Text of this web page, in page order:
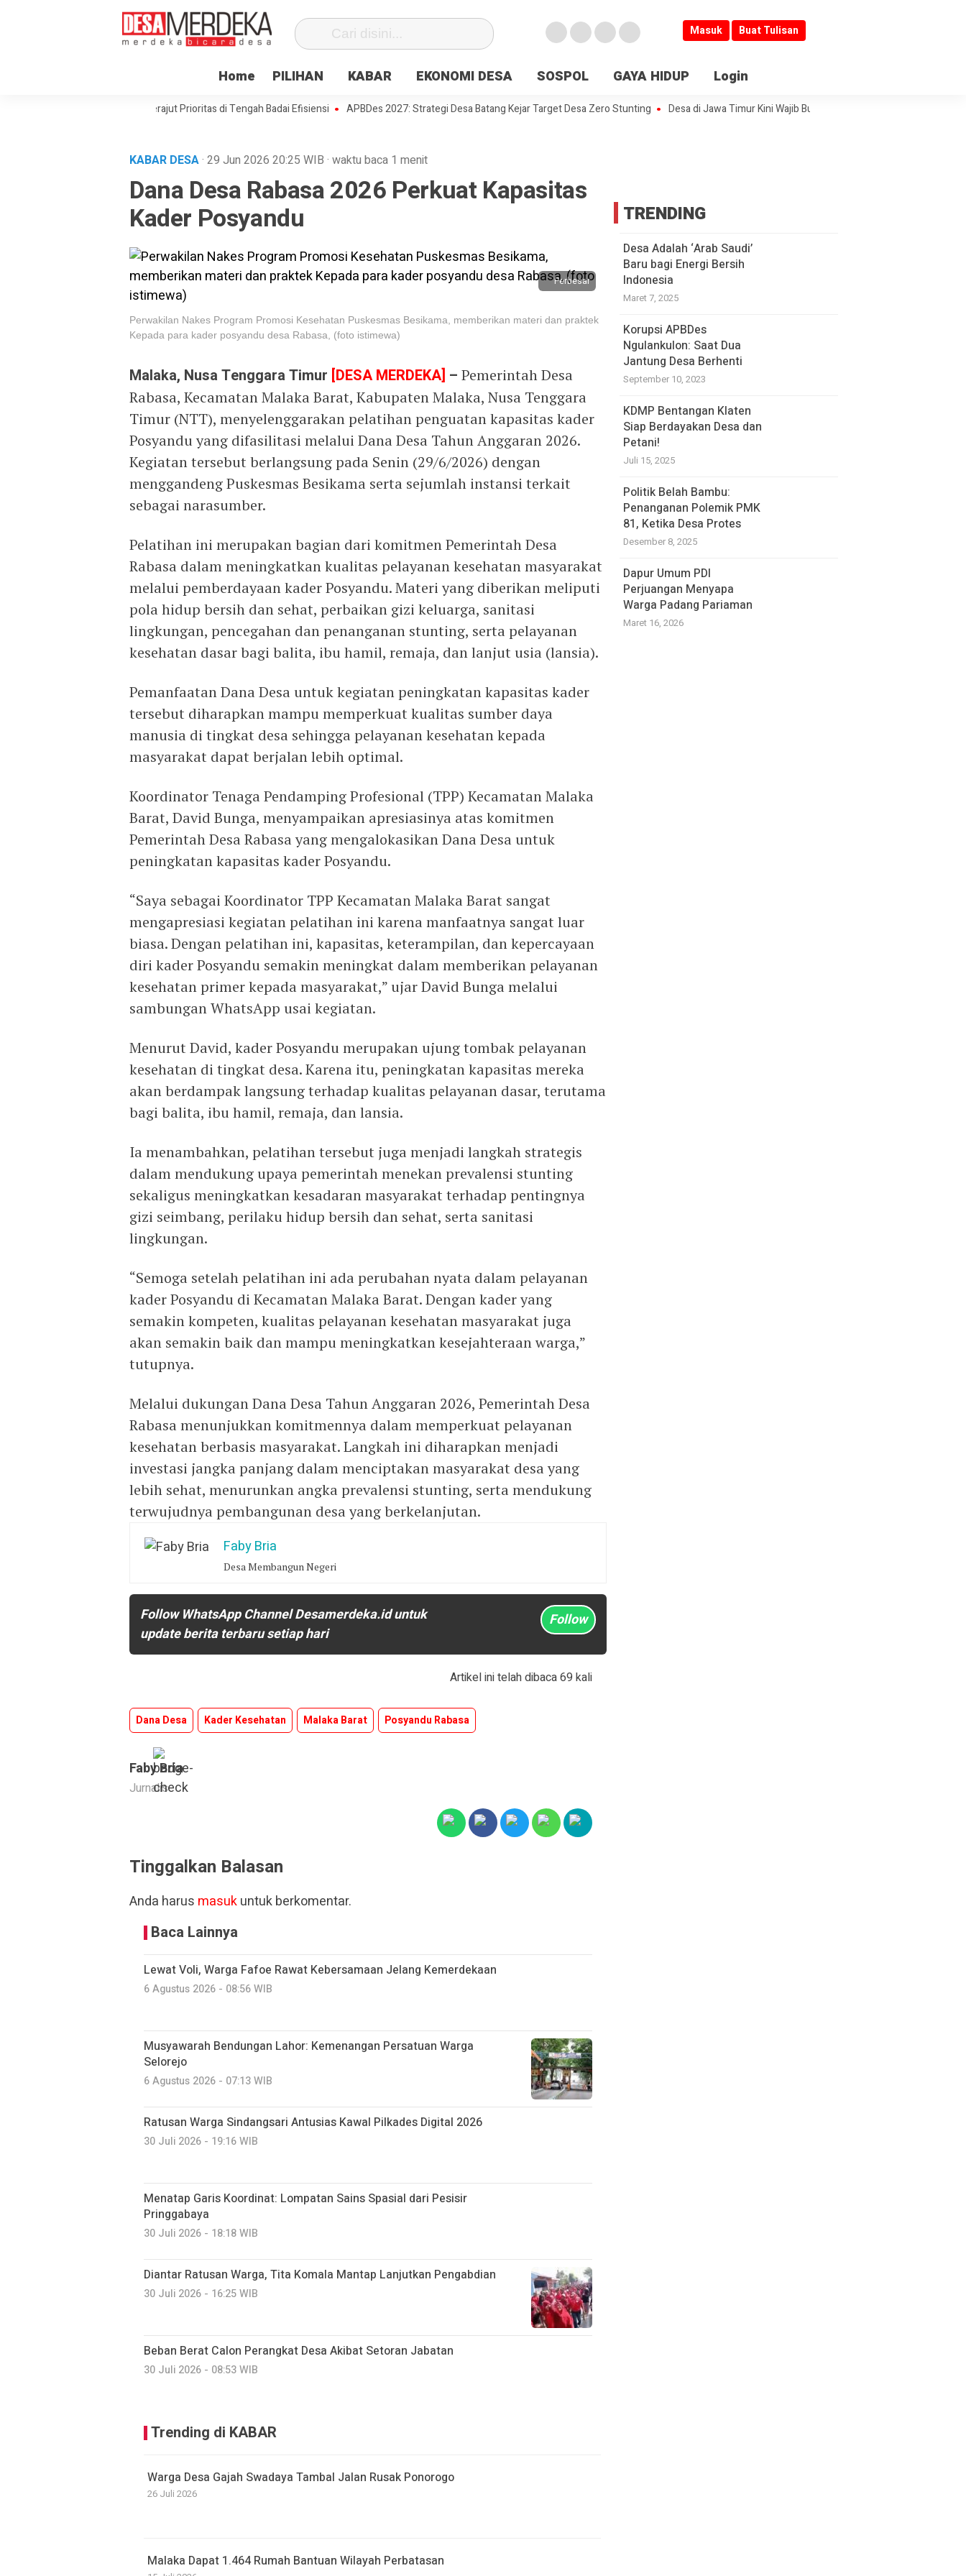
Masuk Buat Tulisan
Home PILIHAN KABAR EKONOMI DESA SOSPOL GAYA HIDUP Login
Desa Paenre Lompoe Merajut Prioritas di Tengah Badai Efisiensi APBDes 2027: Strategi Desa Batang Kejar Target Desa Zero Stunting Desa di Jawa Timur Kini Wajib Buka Informasi
KABAR DESA· 29 Jun 2026 20:25 WIB · waktu baca 1 menit
Dana Desa Rabasa 2026 Perkuat Kapasitas
Kader Posyandu
Perbesar
Perwakilan Nakes Program Promosi Kesehatan Puskesmas Besikama, memberikan materi dan praktek
Kepada para kader posyandu desa Rabasa, (foto istimewa)
Malaka, Nusa Tenggara Timur [DESA MERDEKA] – Pemerintah Desa
Rabasa, Kecamatan Malaka Barat, Kabupaten Malaka, Nusa Tenggara
Timur (NTT), menyelenggarakan pelatihan penguatan kapasitas kader
Posyandu yang difasilitasi melalui Dana Desa Tahun Anggaran 2026.
Kegiatan tersebut berlangsung pada Senin (29/6/2026) dengan
menggandeng Puskesmas Besikama serta sejumlah instansi terkait
sebagai narasumber.
Pelatihan ini merupakan bagian dari komitmen Pemerintah Desa
Rabasa dalam meningkatkan kualitas pelayanan kesehatan masyarakat
melalui pemberdayaan kader Posyandu. Materi yang diberikan meliputi
pola hidup bersih dan sehat, perbaikan gizi keluarga, sanitasi
lingkungan, pencegahan dan penanganan stunting, serta pelayanan
kesehatan dasar bagi balita, ibu hamil, remaja, dan lanjut usia (lansia).
Pemanfaatan Dana Desa untuk kegiatan peningkatan kapasitas kader
tersebut diharapkan mampu memperkuat kualitas sumber daya
manusia di tingkat desa sehingga pelayanan kesehatan kepada
masyarakat dapat berjalan lebih optimal.
Koordinator Tenaga Pendamping Profesional (TPP) Kecamatan Malaka
Barat, David Bunga, menyampaikan apresiasinya atas komitmen
Pemerintah Desa Rabasa yang mengalokasikan Dana Desa untuk
peningkatan kapasitas kader Posyandu.
“Saya sebagai Koordinator TPP Kecamatan Malaka Barat sangat
mengapresiasi kegiatan pelatihan ini karena manfaatnya sangat luar
biasa. Dengan pelatihan ini, kapasitas, keterampilan, dan kepercayaan
diri kader Posyandu semakin meningkat dalam memberikan pelayanan
kesehatan primer kepada masyarakat,” ujar David Bunga melalui
sambungan WhatsApp usai kegiatan.
Menurut David, kader Posyandu merupakan ujung tombak pelayanan
kesehatan di tingkat desa. Karena itu, peningkatan kapasitas mereka
akan berdampak langsung terhadap kualitas pelayanan dasar, terutama
bagi balita, ibu hamil, remaja, dan lansia.
Ia menambahkan, pelatihan tersebut juga menjadi langkah strategis
dalam mendukung upaya pemerintah menekan prevalensi stunting
sekaligus meningkatkan kesadaran masyarakat terhadap pentingnya
gizi seimbang, perilaku hidup bersih dan sehat, serta sanitasi
lingkungan.
“Semoga setelah pelatihan ini ada perubahan nyata dalam pelayanan
kader Posyandu di Kecamatan Malaka Barat. Dengan kader yang
semakin kompeten, kualitas pelayanan kesehatan masyarakat juga
akan semakin baik dan mampu meningkatkan kesejahteraan warga,”
tutupnya.
Melalui dukungan Dana Desa Tahun Anggaran 2026, Pemerintah Desa
Rabasa menunjukkan komitmennya dalam memperkuat pelayanan
kesehatan berbasis masyarakat. Langkah ini diharapkan menjadi
investasi jangka panjang dalam menciptakan masyarakat desa yang
lebih sehat, menurunkan angka prevalensi stunting, serta mendukung
terwujudnya pembangunan desa yang berkelanjutan.
Faby Bria
Desa Membangun Negeri
Follow WhatsApp Channel Desamerdeka.id untuk
update berita terbaru setiap hari
Follow
Artikel ini telah dibaca 69 kali
Dana Desa Kader Kesehatan Malaka Barat Posyandu Rabasa
Faby Bria
Jurnalis
Tinggalkan Balasan
Anda harus masukuntuk berkomentar.
Baca Lainnya
Lewat Voli, Warga Fafoe Rawat Kebersamaan Jelang Kemerdekaan
6 Agustus 2026 - 08:56 WIB
Musyawarah Bendungan Lahor: Kemenangan Persatuan Warga
Selorejo
6 Agustus 2026 - 07:13 WIB
Ratusan Warga Sindangsari Antusias Kawal Pilkades Digital 2026
30 Juli 2026 - 19:16 WIB
Menatap Garis Koordinat: Lompatan Sains Spasial dari Pesisir
Pringgabaya
30 Juli 2026 - 18:18 WIB
Diantar Ratusan Warga, Tita Komala Mantap Lanjutkan Pengabdian
30 Juli 2026 - 16:25 WIB
Beban Berat Calon Perangkat Desa Akibat Setoran Jabatan
30 Juli 2026 - 08:53 WIB
Trending di KABAR
Warga Desa Gajah Swadaya Tambal Jalan Rusak Ponorogo
26 Juli 2026
Malaka Dapat 1.464 Rumah Bantuan Wilayah Perbatasan
TRENDING
Desa Adalah ‘Arab Saudi’
Baru bagi Energi Bersih
Indonesia
Maret 7, 2025
Korupsi APBDes
Ngulankulon: Saat Dua
Jantung Desa Berhenti
September 10, 2023
KDMP Bentangan Klaten
Siap Berdayakan Desa dan
Petani!
Juli 15, 2025
Politik Belah Bambu:
Penanganan Polemik PMK
81, Ketika Desa Protes
Desember 8, 2025
Dapur Umum PDI
Perjuangan Menyapa
Warga Padang Pariaman
Maret 16, 2026